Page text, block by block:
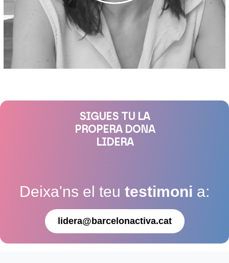
SIGUES TU LA
PROPERA DONA
LIDERA
Deixa'ns el teu testimoni a:
lidera@barcelonactiva.cat